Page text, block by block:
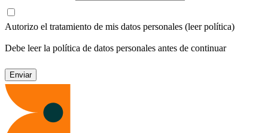
Autorizo el tratamiento de mis datos personales (leer política)
Debe leer la política de datos personales antes de continuar